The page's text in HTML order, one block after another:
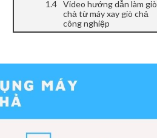
Video hướng dẫn làm giò
chả từ máy xay giò chả
công nghiệp